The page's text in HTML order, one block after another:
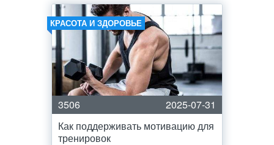
КРАСОТА И ЗДОРОВЬЕ
3506
2025-07-31
Как поддерживать мотивацию для
тренировок